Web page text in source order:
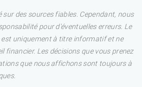
des sources fiables. Cependant, nous
pour d'éventuelles erreurs. Le
est uniquement à titre informatif et ne
financier. Les décisions que vous prenez
que nous affichons sont toujours à